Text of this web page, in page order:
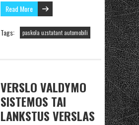
Read More
Tags: paskola uzstatant automobili
VERSLO VALDYMO
SISTEMOS TAI
LANKSTUS VERSLAS